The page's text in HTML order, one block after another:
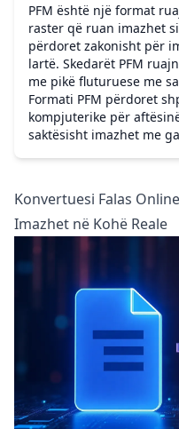
PFM është një format
raster që ruan imazhet
përdoret zakonisht për
lartë. Skedarët PFM
me pikë fluturuese me
Formati PFM përdoret
kompjuterike për
saktësisht imazhet me
Konvertuesi Falas
Imazhet në Kohë Reale